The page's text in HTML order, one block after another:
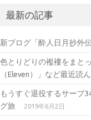
a
gr
a
m
kr
te
r
最新の記事
新ブログ「酔人日月抄外
色とりどりの襤褸をまと
（Eleven）」など最近読
もうすぐ退役するサーブ
グ旅
2019年6月2日